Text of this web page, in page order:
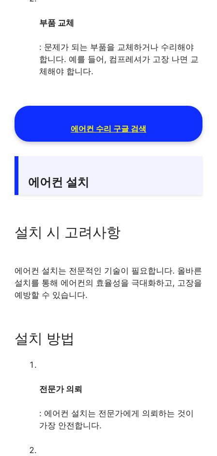
부품 교체
: 문제가 되는 부품을 교체하거나 수리해야
합니다. 예를 들어, 컴프레셔가 고장 나면 교
체해야 합니다.
에어컨 수리 구글 검색
에어컨 설치
설치 시 고려사항
에어컨 설치는 전문적인 기술이 필요합니다. 올바른
설치를 통해 에어컨의 효율성을 극대화하고, 고장을
예방할 수 있습니다.
설치 방법
전문가 의뢰
: 에어컨 설치는 전문가에게 의뢰하는 것이
가장 안전합니다.